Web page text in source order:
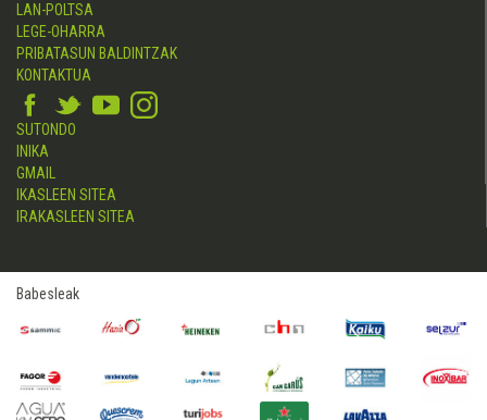
LAN-POLTSA
LEGE-OHARRA
PRIBATASUN BALDINTZAK
KONTAKTUA
SUTONDO
INIKA
GMAIL
IKASLEEN SITEA
IRAKASLEEN SITEA
Babesleak